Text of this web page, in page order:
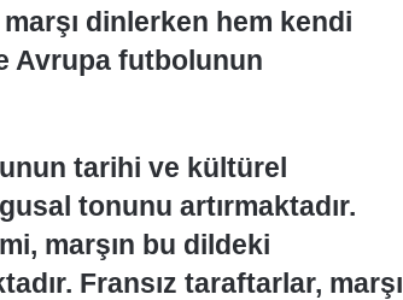
dinlerken hem kendi
Avrupa futbolunun
tarihi ve kültürel
tonunu artırmaktadır.
marşın bu dildeki
Fransız taraftarlar, marşı